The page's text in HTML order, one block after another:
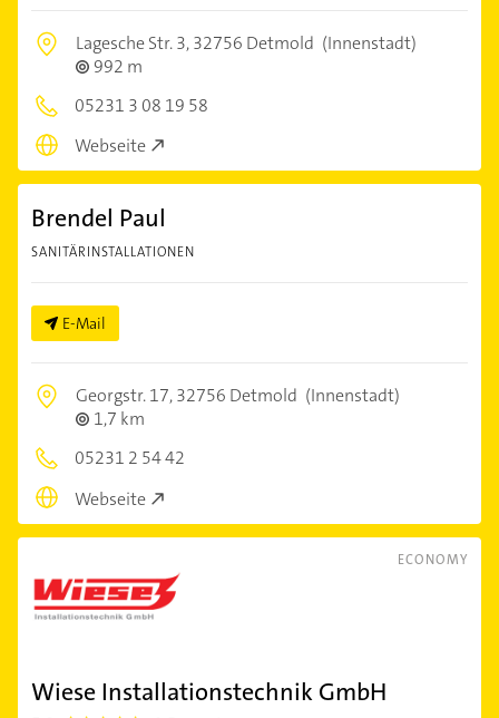
Lagesche Str. 3,32756 Detmold (Innenstadt)
992 m
05231 3 08 19 58
Webseite
Brendel Paul
SANITÄRINSTALLATIONEN
E-Mail
Georgstr. 17,32756 Detmold (Innenstadt)
1,7 km
05231 2 54 42
Webseite
ECONOMY
Wiese Installationstechnik GmbH